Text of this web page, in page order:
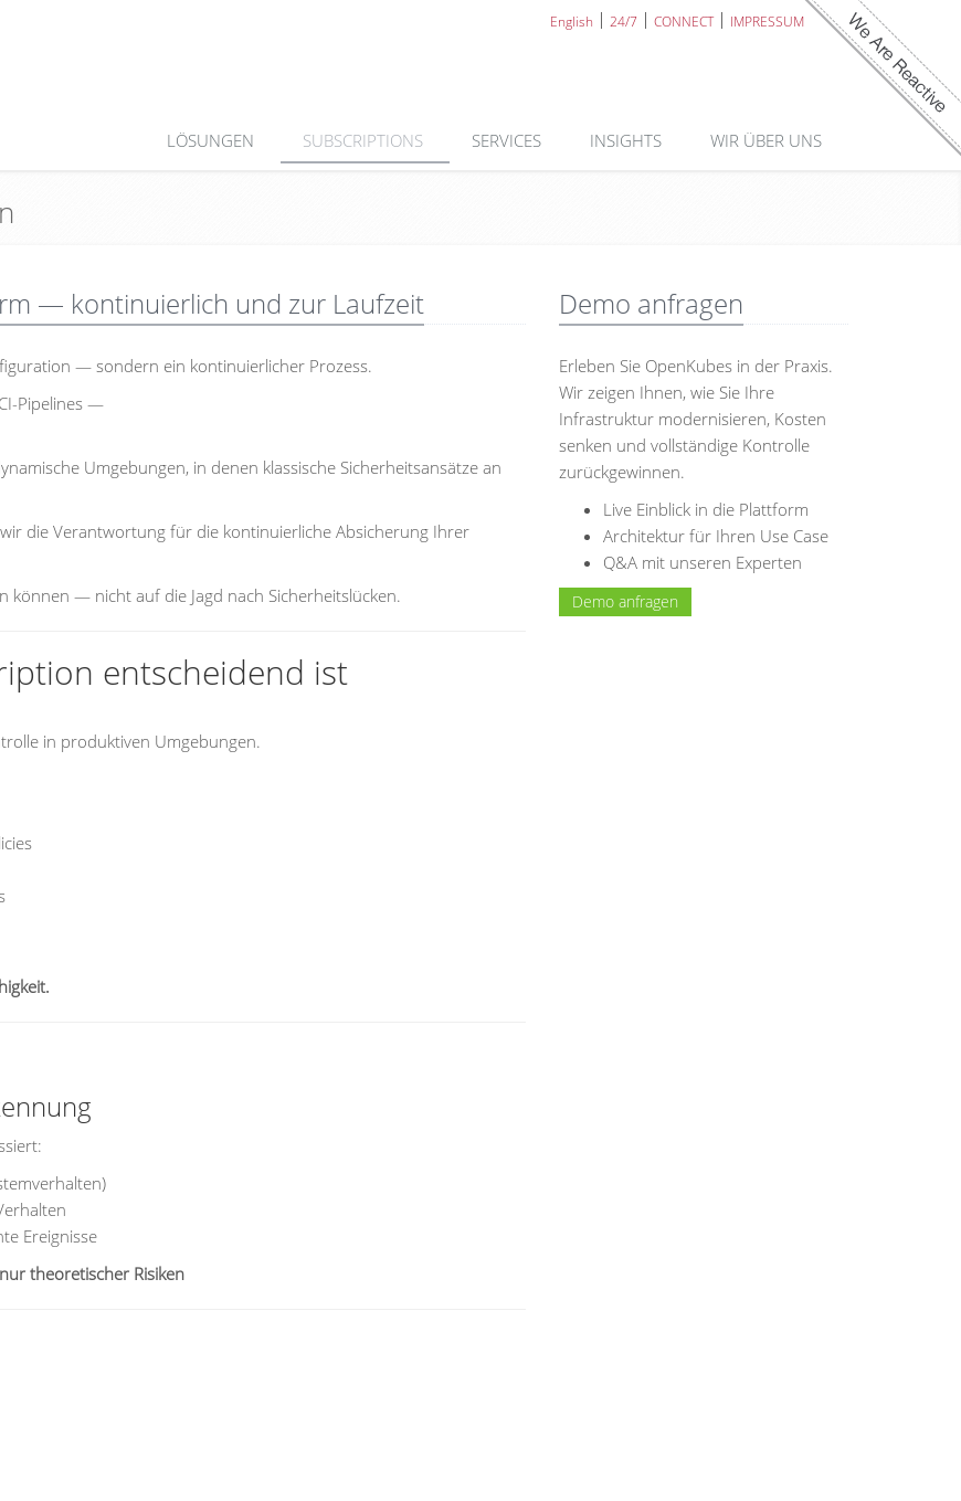
English 24/7 CONNECT IMPRESSUM
LÖSUNGEN SUBSCRIPTIONS SERVICES INSIGHTS WIR ÜBER UNS
— kontinuierlich und zur Laufzeit
— sondern ein kontinuierlicher Prozess.
Pipelines —
Umgebungen, in denen klassische Sicherheitsansätze an
die Verantwortung für die kontinuierliche Absicherung Ihrer
können — nicht auf die Jagd nach Sicherheitslücken.
entscheidend ist
in produktiven Umgebungen.
Ereignisse
theoretischer Risiken
Demo anfragen
Erleben Sie OpenKubes in der Praxis.
Wir zeigen Ihnen, wie Sie Ihre
Infrastruktur modernisieren, Kosten
senken und vollständige Kontrolle
zurückgewinnen.
Live Einblick in die Plattform
Architektur für Ihren Use Case
Q&A mit unseren Experten
Demo anfragen